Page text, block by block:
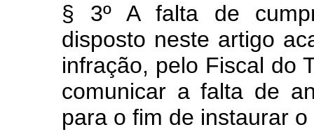
§ 3º A falta de
disposto neste artigo
infração, pelo Fiscal do
comunicar a falta de
para o fim de instaurar